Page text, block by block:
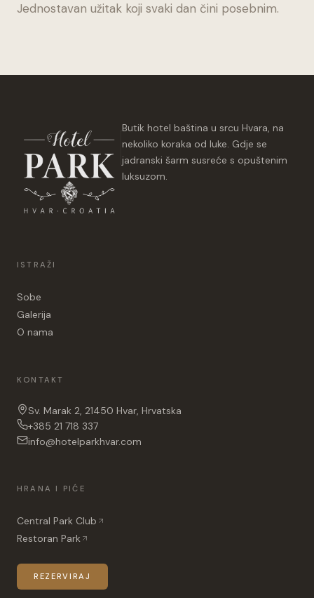
Jednostavan užitak koji svaki dan čini posebnim.
Butik hotel baština u srcu Hvara, na
nekoliko koraka od luke. Gdje se
jadranski šarm susreće s opuštenim
luksuzom.
ISTRAŽI
Sobe
Galerija
O nama
KONTAKT
Sv. Marak 2, 21450 Hvar, Hrvatska
+385 21 718 337
info@hotelparkhvar.com
HRANA I PIĆE
Central Park Club
Restoran Park
REZERVIRAJ